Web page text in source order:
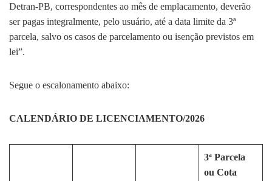
Detran-PB, correspondentes ao mês de emplacamento, deverão
ser pagas integralmente, pelo usuário, até a data limite da 3ª
parcela, salvo os casos de parcelamento ou isenção previstos em
lei”.
Segue o escalonamento abaixo:
CALENDÁRIO DE LICENCIAMENTO/2026
3ª Parcela
ou Cota